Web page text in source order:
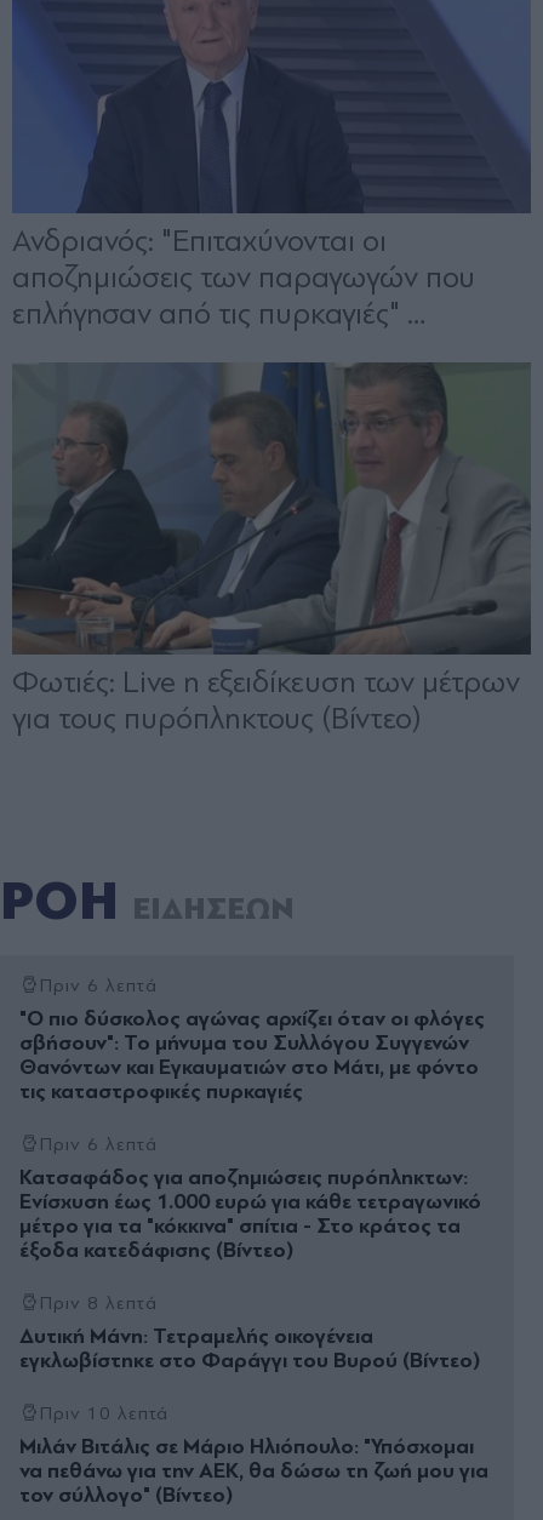
ΡΟΗ ΕΙΔΗΣΕΩΝ
Πριν 6 λεπτά
"Ο πιο δύσκολος αγώνας αρχίζει όταν οι φλόγες
σβήσουν": Το μήνυμα του Συλλόγου Συγγενών
Θανόντων και Εγκαυματιών στο Μάτι, με φόντο
τις καταστροφικές πυρκαγιές
Πριν 6 λεπτά
Κατσαφάδος για αποζημιώσεις πυρόπληκτων:
Ενίσχυση έως 1.000 ευρώ για κάθε τετραγωνικό
μέτρο για τα "κόκκινα" σπίτια - Στο κράτος τα
έξοδα κατεδάφισης (Βίντεο)
Πριν 8 λεπτά
Δυτική Μάνη: Τετραμελής οικογένεια
εγκλωβίστηκε στο Φαράγγι του Βυρού (Βίντεο)
Πριν 10 λεπτά
Μιλάν Βιτάλις σε Μάριο Ηλιόπουλο: "Υπόσχομαι
να πεθάνω για την ΑΕΚ, θα δώσω τη ζωή μου για
τον σύλλογο" (Βίντεο)